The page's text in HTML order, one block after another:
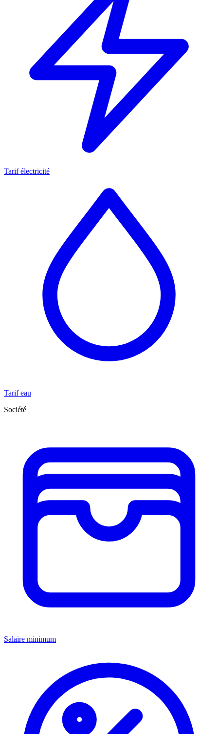
Tarif électricité
Tarif eau
Société
Salaire minimum